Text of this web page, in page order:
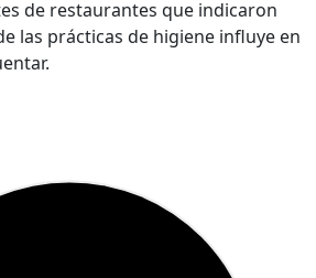
de restaurantes que indicaron
las prácticas de higiene influye en